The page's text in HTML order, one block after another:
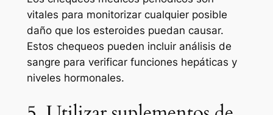
vitales para monitorizar cualquier posible
daño que los esteroides puedan causar.
Estos chequeos pueden incluir análisis de
sangre para verificar funciones hepáticas y
niveles hormonales.